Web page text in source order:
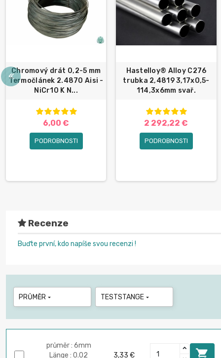
Chromový drát 0,2-5 mm
Termočlánek 2.4870 Aisi -
NiCr10 K N...
6,00 €
PODROBNOSTI
Hastelloy® Alloy C276
trubka 2,4819 3,17x0,5-
114,3x6mm svař.
2 292,22 €
PODROBNOSTI
Recenze
Buďte první, kdo napíše svou recenzi !
PRŮMĚR  TESTSTANGE 
průměr : 6mm
Länge : 0.02
3,33 € 